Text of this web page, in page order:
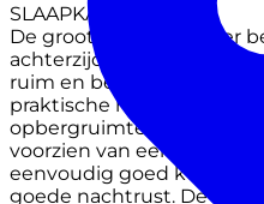
SLAAPKAMERS
De grootste slaapkamer
achterzijde van de
ruim en beschikt over
praktische muurkast.
opbergruimte. Voor extra
voorzien van een rolluik
eenvoudig goed kunt
goede nachtrust. De